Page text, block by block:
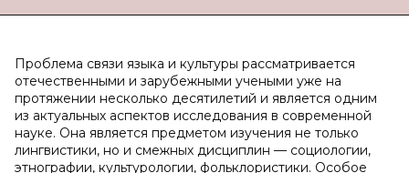
Проблема связи языка и культуры рассматривается
отечественными и зарубежными учеными уже на
протяжении несколько десятилетий и является одним
из актуальных аспектов исследования в современной
науке. Она является предметом изучения не только
лингвистики, но и смежных дисциплин — социологии,
этнографии, культурологии, фольклористики. Особое